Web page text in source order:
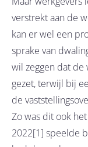
verstrekt aan de
kan er wel een
sprake van
wil zeggen dat
gezet, terwijl bij
de
Zo was dit ook
2022[1] speelde